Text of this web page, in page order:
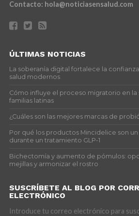
Contacto: hola@noticiasensalud.com
ÚLTIMAS NOTICIAS
La soberanía digital fortalece la
salud modernos
Cómo influye el proceso migratorio en la
familias latinas
¿Cuáles son las mejores marcas de
Por qué los productos Mincidelice son
durante un tratamiento GLP-1
Bichectomía y aumento de pómulos:
mejillas y armonizar el rostro
SUSCRÍBETE AL BLOG POR
ELECTRÓNICO
Introduce tu correo electrónico para